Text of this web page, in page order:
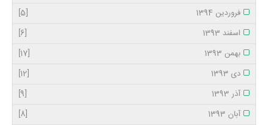
فروردین 1394
[5]
اسفند 1393
[6]
بهمن 1393
[17]
دی 1393
[12]
آذر 1393
[9]
آبان 1393
[8]